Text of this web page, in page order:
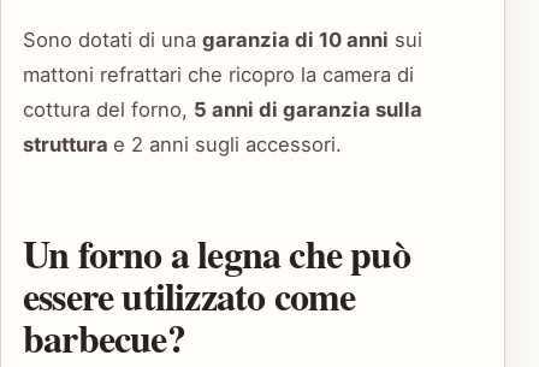
Sono dotati di una garanzia di 10 anni sui
mattoni refrattari che ricopro la camera di
cottura del forno, 5 anni di garanzia sulla
struttura e 2 anni sugli accessori.
Un forno a legna che può
essere utilizzato come
barbecue?